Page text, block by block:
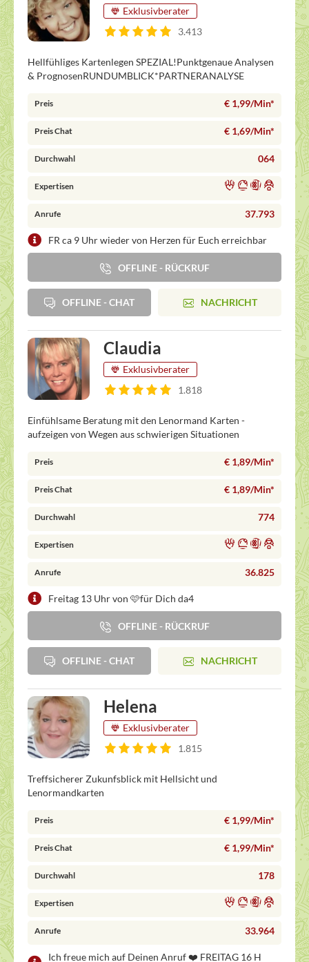
Exklusivberater
3.413
Hellfühliges Kartenlegen SPEZIAL!Punktgenaue Analysen
& PrognosenRUNDUMBLICK*PARTNERANALYSE
Preis € 1,99/Min*
Preis Chat € 1,69/Min*
Durchwahl 064
Expertisen
Anrufe 37.793
FR ca 9 Uhr wieder von Herzen für Euch erreichbar
OFFLINE - RÜCKRUF
OFFLINE - CHAT NACHRICHT
Claudia
Exklusivberater
1.818
Einfühlsame Beratung mit den Lenormand Karten -
aufzeigen von Wegen aus schwierigen Situationen
Preis € 1,89/Min*
Preis Chat € 1,89/Min*
Durchwahl 774
Expertisen
Anrufe 36.825
Freitag 13 Uhr von 🩷für Dich da4
OFFLINE - RÜCKRUF
OFFLINE - CHAT NACHRICHT
Helena
Exklusivberater
1.815
Treffsicherer Zukunfsblick mit Hellsicht und
Lenormandkarten
Preis € 1,99/Min*
Preis Chat € 1,99/Min*
Durchwahl 178
Expertisen
Anrufe 33.964
Ich freue mich auf Deinen Anruf ❤️ FREITAG 16 H